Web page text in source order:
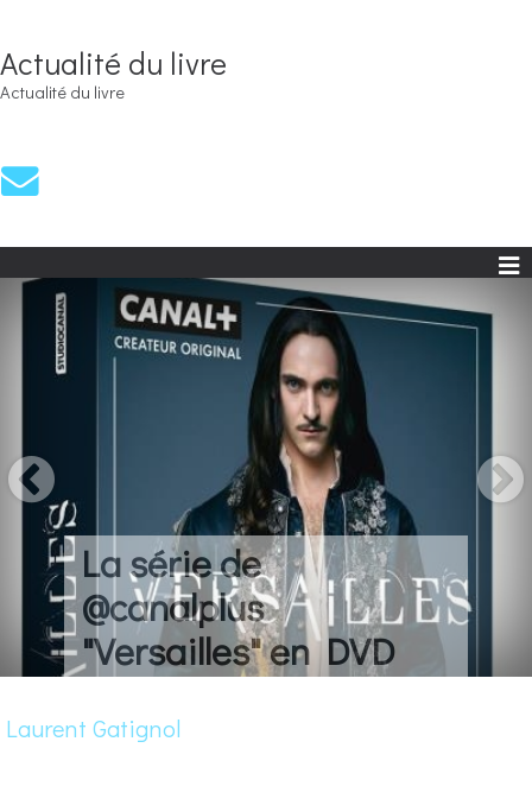
Actualité du livre
Actualité du livre
La série de
@canalplus
"Versailles" en DVD
Laurent Gatignol